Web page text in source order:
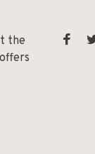
the